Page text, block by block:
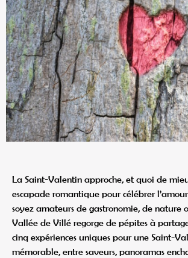
La Saint-Valentin approche, et quoi de
escapade romantique pour célébrer
soyez amateurs de gastronomie, de nature
Vallée de Villé regorge de pépites à
cinq expériences uniques pour une Saint-
mémorable, entre saveurs, panoramas